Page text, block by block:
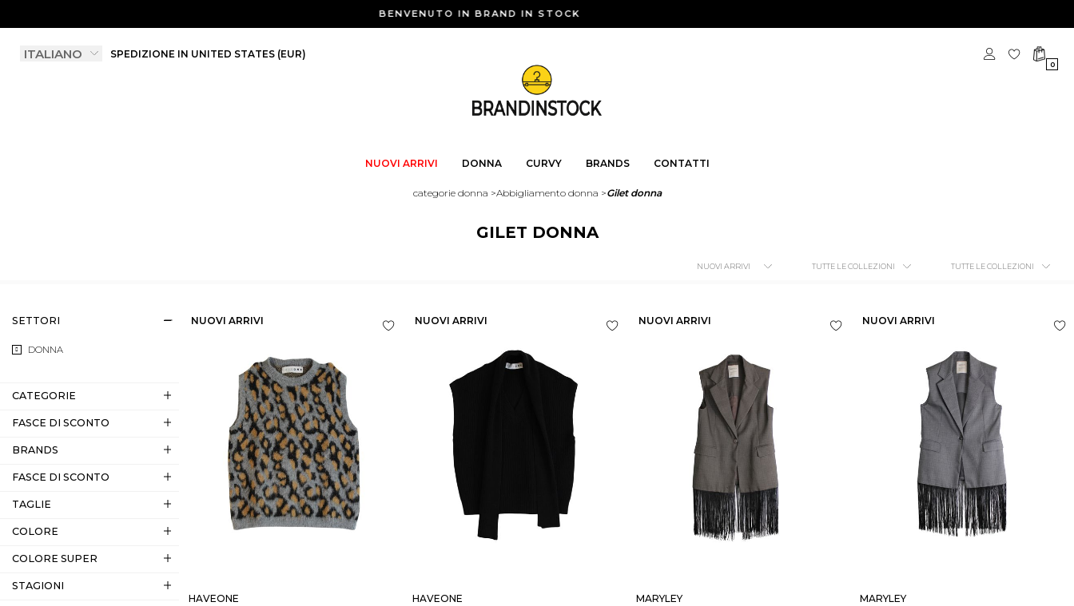
BENVENUTO IN BRAND IN STOCK
SPEDIZIONE IN UNITED STATES (EUR)
0
NUOVI ARRIVI DONNA CURVY BRANDS CONTATTI
categorie donna >Abbigliamento donna >Gilet donna
GILET DONNA
SETTORI
DONNA
CATEGORIE
FASCE DI SCONTO
BRANDS
FASCE DI SCONTO
TAGLIE
COLORE
COLORE SUPER
STAGIONI
NUOVI ARRIVI
HAVEONE
NUOVI ARRIVI
HAVEONE
NUOVI ARRIVI
MARYLEY
NUOVI ARRIVI
MARYLEY